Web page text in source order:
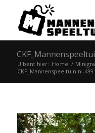
U bent hier: Home /
CKF_Mannenspeeltuin.nl-4891